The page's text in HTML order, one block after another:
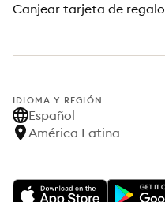
Canjear tarjeta de regalo
IDIOMA Y REGIÓN
Español
América Latina